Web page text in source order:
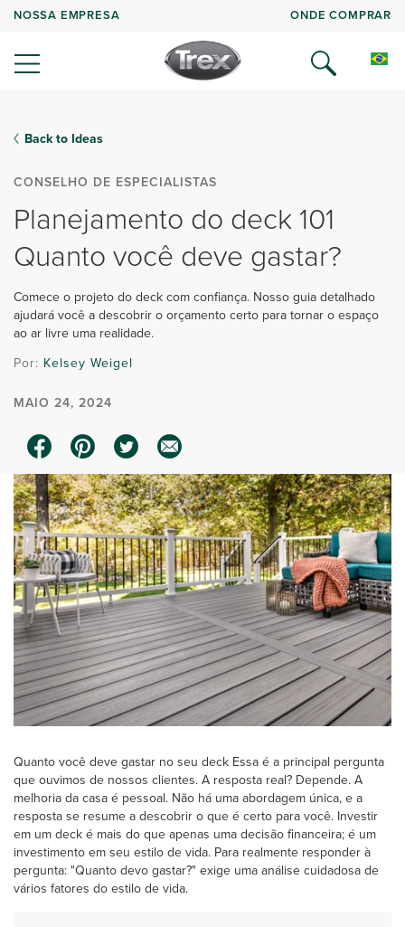
NOSSA EMPRESA ONDE COMPRAR
Back to Ideas
CONSELHO DE ESPECIALISTAS
Planejamento do deck 101
Quanto você deve gastar?
Comece o projeto do deck com confiança. Nosso guia detalhado
ajudará você a descobrir o orçamento certo para tornar o espaço
ao ar livre uma realidade.
Por: Kelsey Weigel
MAIO 24, 2024
Quanto você deve gastar no seu deck Essa é a principal pergunta
que ouvimos de nossos clientes. A resposta real? Depende. A
melhoria da casa é pessoal. Não há uma abordagem única, e a
resposta se resume a descobrir o que é certo para você. Investir
em um deck é mais do que apenas uma decisão financeira; é um
investimento em seu estilo de vida. Para realmente responder à
pergunta: "Quanto devo gastar?" exige uma análise cuidadosa de
vários fatores do estilo de vida.